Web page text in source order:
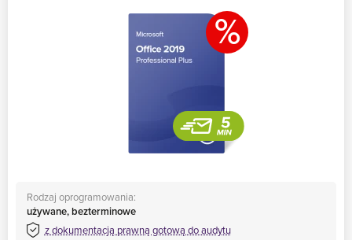
%
Rodzaj oprogramowania:
używane, bezterminowe
z dokumentacją prawną gotową do audytu